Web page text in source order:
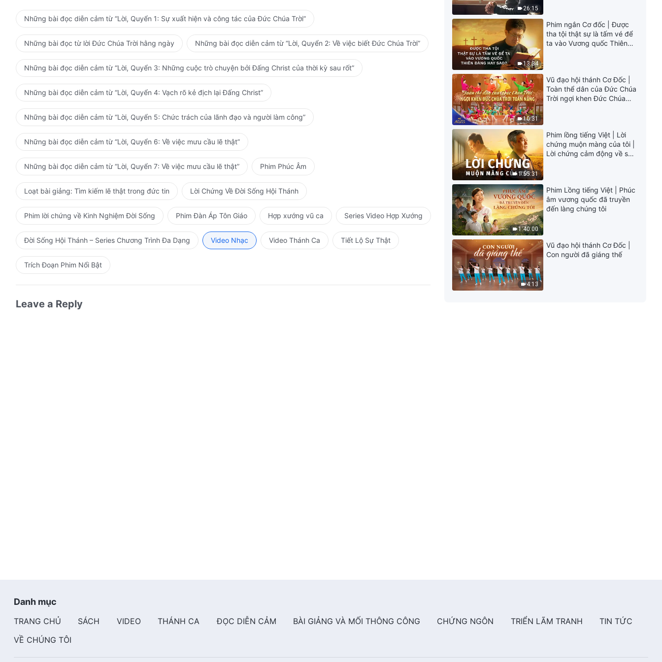
3:54
trong công tác quản lý con
người của Đức Chúa Trời
3:48
Video nhạc Thánh Ca | Đức
Chúa Trời Toàn Năng là hậu
thuẫn của con người
2:59
Video nhạc Thánh Ca | Ngươi có
thật sự tự tin để trở thành người
làm chứng cho Đức Chúa Trời
không?
4:05
Video nhạc Thánh Ca | Loài thọ
tạo phải thuận phục thẩm quyền
của Đức Chúa Trời
2:56
Video nhạc Thánh Ca | Những
người khước từ Đấng Christ của
thời kỳ sau rốt sẽ bị trừng phạt
đời đời
4:06
Video nhạc Thánh Ca | Đức
Chúa Trời sẽ không ruồng bỏ
những ai thật sự khao khát Ngài
7:03
Những bài đọc diễn cảm từ “Lời, Quyển 1: Sự xuất hiện và công tác của Đức Chúa Trời”
Những bài đọc từ lời Đức Chúa Trời hằng ngày Những bài đọc diễn cảm từ “Lời, Quyển 2: Về việc biết Đức Chúa Trời”
Những bài đọc diễn cảm từ “Lời, Quyển 3: Những cuộc trò chuyện bởi Đấng Christ của thời kỳ sau rốt”
Những bài đọc diễn cảm từ “Lời, Quyển 4: Vạch rõ kẻ địch lại Đấng Christ”
Những bài đọc diễn cảm từ “Lời, Quyển 5: Chức trách của lãnh đạo và người làm công”
Những bài đọc diễn cảm từ “Lời, Quyển 6: Về việc mưu cầu lẽ thật”
Những bài đọc diễn cảm từ “Lời, Quyển 7: Về việc mưu cầu lẽ thật” Phim Phúc Âm
Loạt bài giảng: Tìm kiếm lẽ thật trong đức tin Lời Chứng Về Đời Sống Hội Thánh
Phim lời chứng về Kinh Nghiệm Đời Sống Phim Đàn Áp Tôn Giáo Hợp xướng vũ ca Series Video Hợp Xướng
Đời Sống Hội Thánh – Series Chương Trình Đa Dạng Video Nhạc Video Thánh Ca Tiết Lộ Sự Thật
Trích Đoạn Phim Nổi Bật
Leave a Reply
26:15
13:34
Phim ngắn Cơ đốc | Được
tha tội thật sự là tấm vé để
ta vào Vương quốc Thiên
10:31
Vũ đạo hội thánh Cơ Đốc |
Toàn thể dân của Đức Chúa
Trời ngợi khen Đức Chúa
1:55:31
Phim lồng tiếng Việt | Lời
chứng muộn màng của tôi |
Lời chứng cảm động về sự
1:40:00
Phim Lồng tiếng Việt | Phúc
âm vương quốc đã truyền
đến làng chúng tôi
4:13
Vũ đạo hội thánh Cơ Đốc |
Con người đã giáng thế
Danh mục
TRANG CHỦ SÁCH VIDEO THÁNH CA ĐỌC DIỄN CẢM BÀI GIẢNG VÀ MỐI THÔNG CÔNG CHỨNG NGÔN TRIỂN LÃM TRANH
TIN TỨC
VỀ CHÚNG TÔI